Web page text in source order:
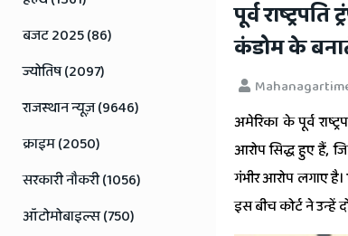
News,
Hindi
Samachar,
Jaipur
Rajasthan
News
पूर्व
कंडोम के
अमेरिका के पूर्व
आरोप सिद्ध हुए हैं,
गंभीर आरोप लगाए
इस बीच कोर्ट ने उन्हें
बजट 2025 (86)
ज्योतिष (2097)
राजस्थान न्यूज़ (9646)
क्राइम (2050)
सरकारी नौकरी (1056)
ऑटोमोबाइल्स (750)